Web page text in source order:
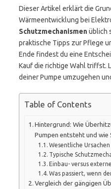
Dieser Artikel erklärt die
Wärmeentwicklung bei
Schutzmechanismenüblich
praktische Tipps zur Pflege
Ende findest du eine
Kauf die richtige Wahl triffst.
deiner Pumpe umzugehen
Table of Contents
Hintergrund: Wie
Pumpen entsteht und
Wesentliche
Typische
Einbau- versus
Was passiert, wenn
Vergleich der gängigen